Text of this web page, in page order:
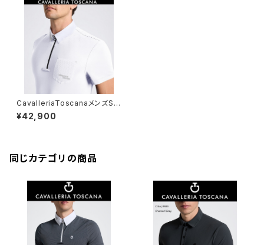
CavalleriaToscanaメンズSS
シャツCAU254JE022
¥42,900
同じカテゴリの商品